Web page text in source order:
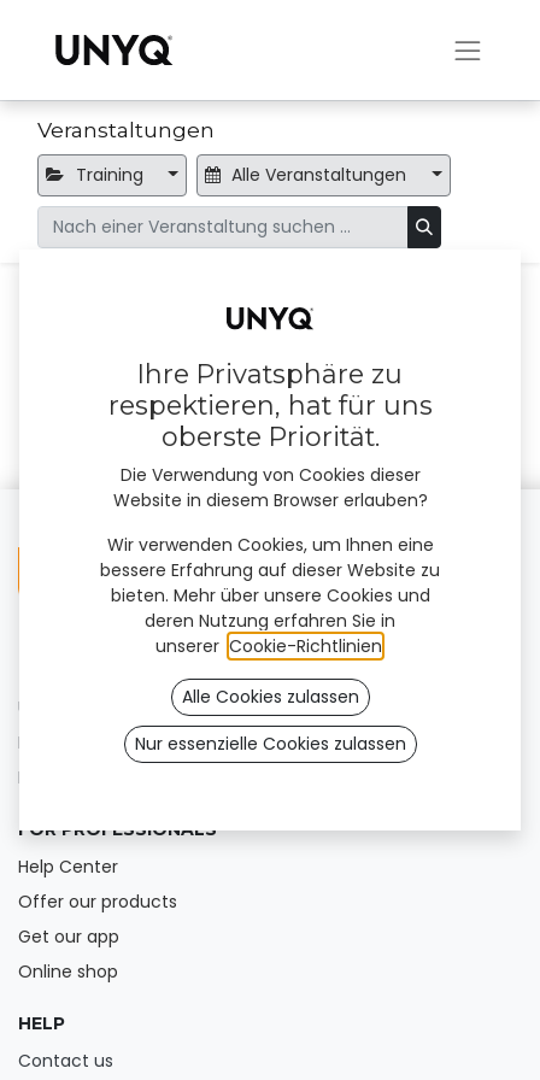
Veranstaltungen
Training Alle Veranstaltungen
Keine Veranstaltungen gefunden.
Unsere Produkte
Find a clinic
Blog
FOR PROFESSIONALS
Help Center
Offer our products
Get our app
Online shop
HELP
Contact us
Ihre Privatsphäre zu
respektieren, hat für uns
oberste Priorität.
Die Verwendung von Cookies dieser
Website in diesem Browser erlauben?
Wir verwenden Cookies, um Ihnen eine
bessere Erfahrung auf dieser Website zu
bieten. Mehr über unsere Cookies und
deren Nutzung erfahren Sie in
unserer Cookie-Richtlinien
Alle Cookies zulassen
Nur essenzielle Cookies zulassen